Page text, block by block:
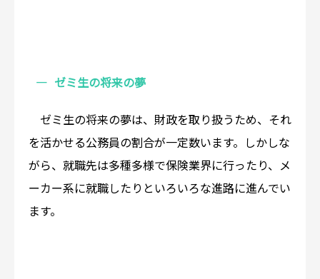
ゼミ生の将来の夢
ゼミ生の将来の夢は、財政を取り扱うため、それ
を活かせる公務員の割合が一定数います。しかしな
がら、就職先は多種多様で保険業界に行ったり、メ
ーカー系に就職したりといろいろな進路に進んでい
ます。